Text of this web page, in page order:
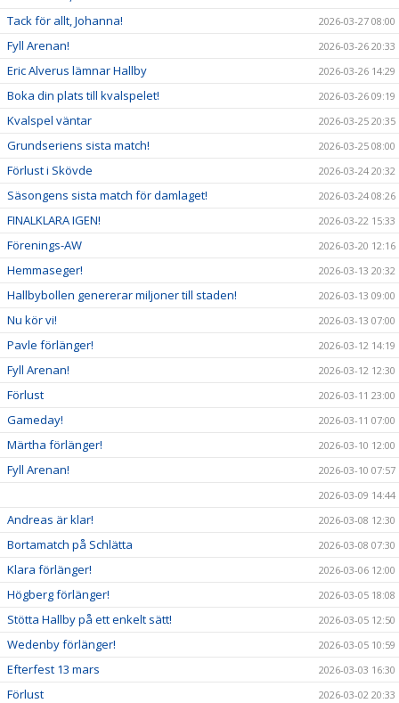
Tack för allt, Johanna! 2026-03-27 08:00
Fyll Arenan! 2026-03-26 20:33
Eric Alverus lämnar Hallby 2026-03-26 14:29
Boka din plats till kvalspelet! 2026-03-26 09:19
Kvalspel väntar 2026-03-25 20:35
Grundseriens sista match! 2026-03-25 08:00
Förlust i Skövde 2026-03-24 20:32
Säsongens sista match för damlaget! 2026-03-24 08:26
FINALKLARA IGEN! 2026-03-22 15:33
Förenings-AW 2026-03-20 12:16
Hemmaseger! 2026-03-13 20:32
Hallbybollen genererar miljoner till staden! 2026-03-13 09:00
Nu kör vi! 2026-03-13 07:00
Pavle förlänger! 2026-03-12 14:19
Fyll Arenan! 2026-03-12 12:30
Förlust 2026-03-11 23:00
Gameday! 2026-03-11 07:00
Märtha förlänger! 2026-03-10 12:00
Fyll Arenan!
2026-03-10 07:57
2026-03-09 14:44
Andreas är klar! 2026-03-08 12:30
Bortamatch på Schlätta 2026-03-08 07:30
Klara förlänger! 2026-03-06 12:00
Högberg förlänger! 2026-03-05 18:08
Stötta Hallby på ett enkelt sätt! 2026-03-05 12:50
Wedenby förlänger! 2026-03-05 10:59
Efterfest 13 mars 2026-03-03 16:30
Förlust 2026-03-02 20:33